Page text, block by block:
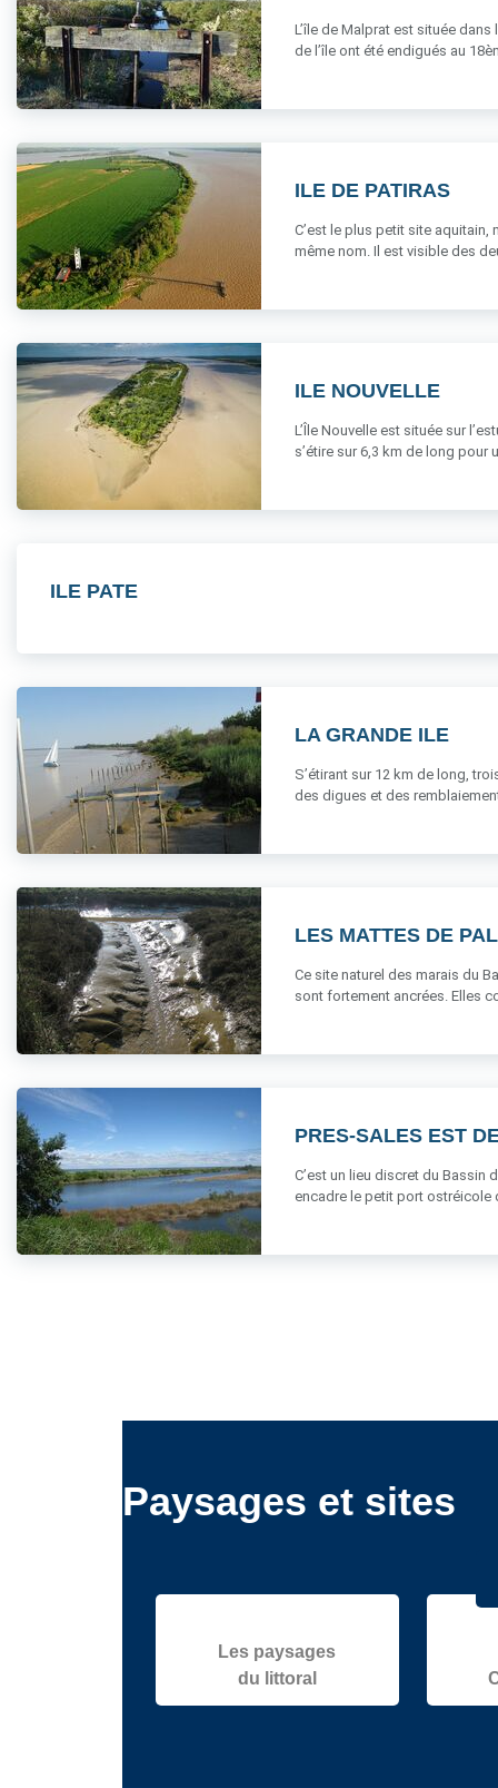
L’île de Malprat est située
de l’île ont été endigués au
ILE DE PATIRAS
C’est le plus petit site aquitain,
même nom. Il est visible des
ILE NOUVELLE
L’Île Nouvelle est située sur
s’étire sur 6,3 km de long pour
ILE PATE
LA GRANDE ILE
S’étirant sur 12 km de long,
des digues et des
LES MATTES DE
Ce site naturel des marais du
sont fortement ancrées. Elles
PRES-SALES EST
C’est un lieu discret du Bassin
encadre le petit port ostréicole
Paysages et sites
Les paysages
du littoral